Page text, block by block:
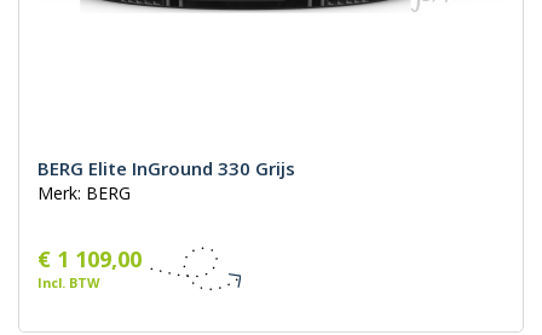
BERG Elite InGround 330 Grijs
Merk: BERG
€ 1 109,00
Incl. BTW